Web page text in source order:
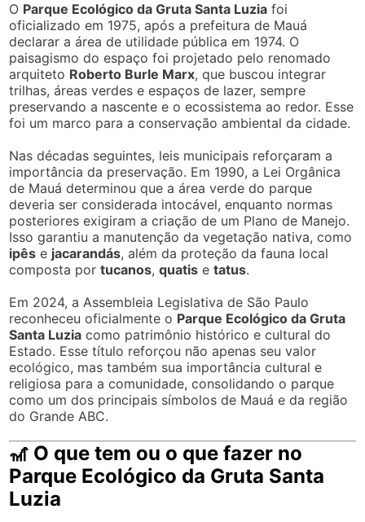
O Parque Ecológico da Gruta Santa Luzia foi
oficializado em 1975, após a prefeitura de Mauá
declarar a área de utilidade pública em 1974. O
paisagismo do espaço foi projetado pelo renomado
arquiteto Roberto Burle Marx, que buscou integrar
trilhas, áreas verdes e espaços de lazer, sempre
preservando a nascente e o ecossistema ao redor. Esse
foi um marco para a conservação ambiental da cidade.
Nas décadas seguintes, leis municipais reforçaram a
importância da preservação. Em 1990, a Lei Orgânica
de Mauá determinou que a área verde do parque
deveria ser considerada intocável, enquanto normas
posteriores exigiram a criação de um Plano de Manejo.
Isso garantiu a manutenção da vegetação nativa, como
ipês e jacarandás, além da proteção da fauna local
composta portucanos,quatis etatus.
Em 2024, a Assembleia Legislativa de São Paulo
reconheceu oficialmente o Parque Ecológico da Gruta
Santa Luzia como patrimônio histórico e cultural do
Estado. Esse título reforçou não apenas seu valor
ecológico, mas também sua importância cultural e
religiosa para a comunidade, consolidando o parque
como um dos principais símbolos de Mauá e da região
do Grande ABC.
🎢 O que tem ou o que fazer no
Parque Ecológico da Gruta Santa
Luzia